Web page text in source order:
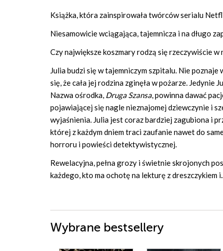
Książka, która zainspirowała twórców serialu
Niesamowicie wciągająca, tajemnicza i na długo
Czy największe koszmary rodzą się rzeczywiście w
Julia budzi się w tajemniczym szpitalu. Nie poznaje
się, że cała jej rodzina zginęła w pożarze. Jedynie
Nazwa ośrodka, Druga Szansa, powinna dawać
pojawiającej się nagle nieznajomej dziewczynie i
wyjaśnienia. Julia jest coraz bardziej zagubiona i
której z każdym dniem traci zaufanie nawet do
horroru i powieści detektywistycznej.
Rewelacyjna, pełna grozy i świetnie skrojonych
każdego, kto ma ochotę na lekturę z dreszczykiem
Wybrane bestsellery